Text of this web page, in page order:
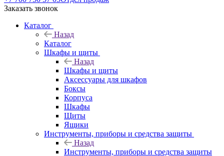
Заказать звонок
Каталог
Назад
Каталог
Шкафы и щиты
Назад
Шкафы и щиты
Аксессуары для шкафов
Боксы
Корпуса
Шкафы
Щиты
Ящики
Инструменты, приборы и средства защиты
Назад
Инструменты, приборы и средства защиты